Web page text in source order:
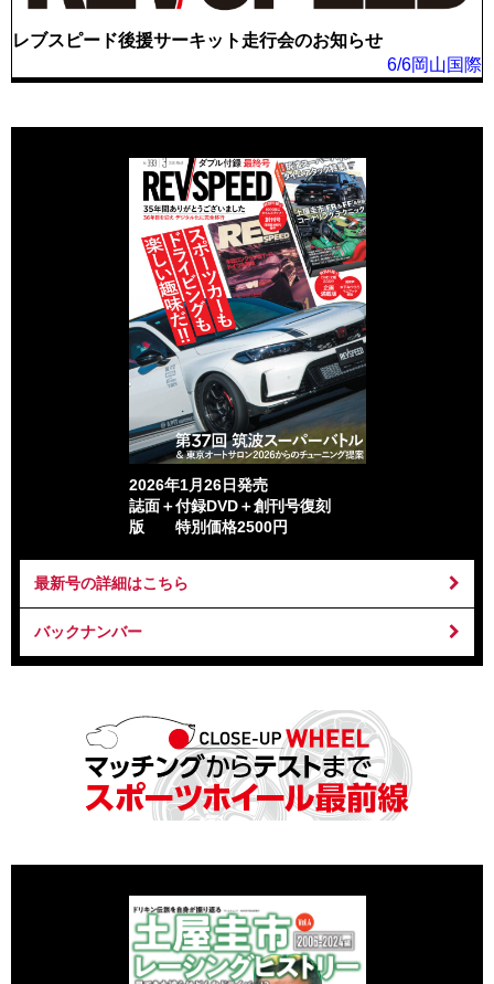
レブスピード後援サーキット走行会のお知らせ
6/6岡山国際
2026年1月26日発売
誌面＋付録DVD＋創刊号復刻
版 特別価格2500円
最新号の詳細はこちら
バックナンバー